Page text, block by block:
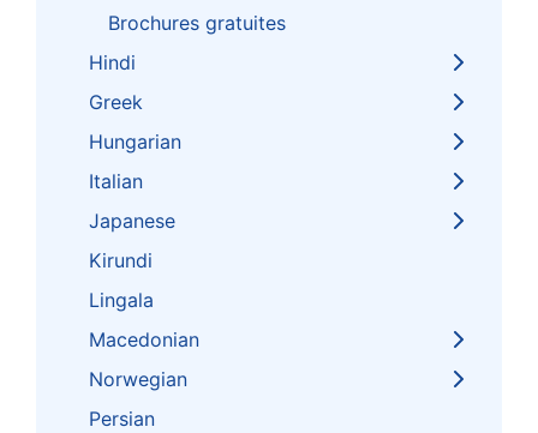
Brochures gratuites
Hindi
Greek
Hungarian
Italian
Japanese
Kirundi
Lingala
Macedonian
Norwegian
Persian